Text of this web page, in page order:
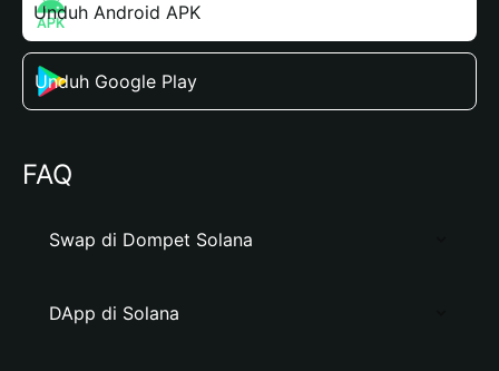
Unduh Android APK
Unduh Google Play
FAQ
Swap di Dompet Solana
DApp di Solana